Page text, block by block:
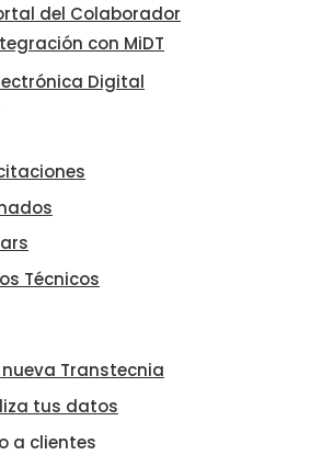
del Colaborador
con MiDT
Digital
Técnicos
nueva Transtecnia
tus datos
a clientes